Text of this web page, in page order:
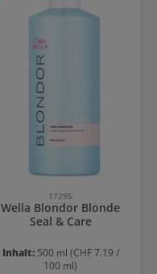
17295
Wella Blondor Blonde
Seal & Care
Inhalt: 500 ml (CHF 7.19 /
100 ml)